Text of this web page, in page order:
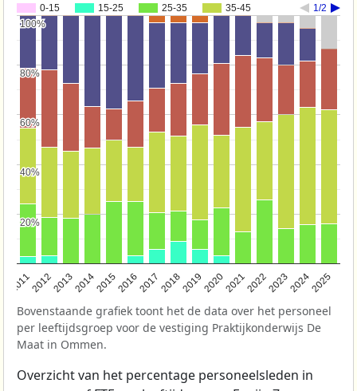
0-15 15-25 25-35 35-45 1/2
201120122013201420152016201720182019202020212022202320242025
20%
20%
40%
40%
60%
60%
80%
80%
100%
100%
Bovenstaande grafiek toont het de data over het personeel
per leeftijdsgroep voor de vestiging Praktijkonderwijs De
Maat in Ommen.
Overzicht van het percentage personeelsleden in